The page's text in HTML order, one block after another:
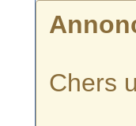
Chers